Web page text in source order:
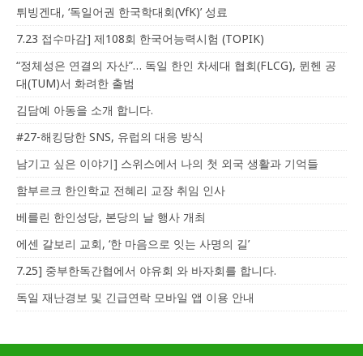
튀빙겐대, ‘독일어권 한국학대회(VfK)’ 성료
7.23 접수마감] 제108회 한국어능력시험 (TOPIK)
“정체성은 연결의 자산”… 독일 한인 차세대 협회(FLCG), 뮌헨 공
대(TUM)서 화려한 출범
김담예 아동을 소개 합니다.
#27-해킹당한 SNS, 유럽의 대응 방식
남기고 싶은 이야기] 스위스에서 나의 첫 외국 생활과 기억들
함부르크 한인학교 전혜리 교장 취임 인사
베를린 한인성당, 본당의 날 행사 개최
에센 갈보리 교회, ‘한 마음으로 잇는 사명의 길’
7.25] 중부한독간협에서 야유회 와 바자회를 합니다.
독일 재난경보 및 긴급연락 모바일 앱 이용 안내